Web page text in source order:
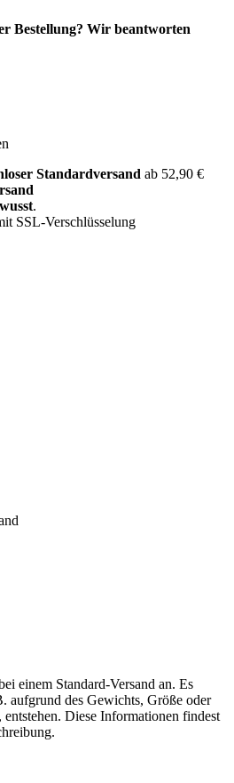
Bestellung? Wir beantworten
Standardversand ab 52,90 €
.
SSL-Verschlüsselung
einem Standard-Versand an. Es
aufgrund des Gewichts, Größe oder
Diese Informationen findest